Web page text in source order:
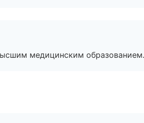
медицинским образованием.